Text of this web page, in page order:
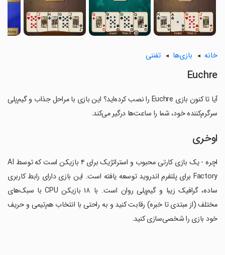
خانه بازی‌ها تفننی
Euchre
آیا تا کنون بازی Euchre را نصب کرده‌اید؟ این بازی با مراحل جذاب و گیم‌پلی
سرگرم‌کننده خود، شما را ساعت‌ها درگیر می‌کند.
اوخری
اچره - یک بازی کارتی محبوب و استراتژیک برای ۴ بازیکن است که توسط AI
Factory برای پلتفرم اندروید توسعه یافته است. این بازی دارای رابط کاربری
ساده، گرافیک زیبا و گیم‌پلی روان است. با ۱۸ بازیکن CPU با سبک‌های
مختلف (از مبتدی تا خبره) رقابت کنید و به راحتی با انتخاب هم‌تیمی و حریف
خود بازی را شخصی‌سازی کنید.